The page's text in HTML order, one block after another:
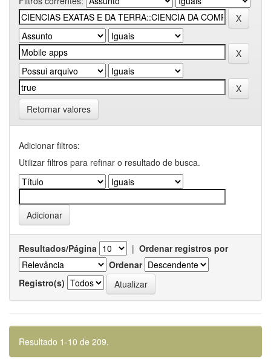
Retornar valores
Adicionar filtros:
Utilizar filtros para refinar o resultado de busca.
Resultados/Página | Ordenar registros por
Ordenar
Registro(s)
Resultado 1-10 de 209.